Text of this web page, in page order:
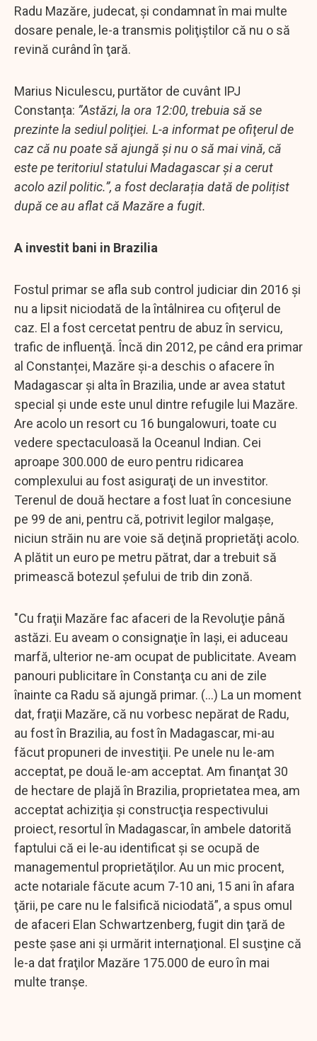
Radu Mazăre, judecat, și condamnat în mai multe
dosare penale, le-a transmis poliţiştilor că nu o să
revină curând în ţară.
Marius Niculescu, purtător de cuvânt IPJ
Constanța: ”Astăzi, la ora 12:00, trebuia să se
prezinte la sediul poliţiei. L-a informat pe ofiţerul de
caz că nu poate să ajungă şi nu o să mai vină, că
este pe teritoriul statului Madagascar şi a cerut
acolo azil politic.”, a fost declarația dată de polițist
după ce au aflat că Mazăre a fugit.
A investit bani in Brazilia
Fostul primar se afla sub control judiciar din 2016 şi
nu a lipsit niciodată de la întâlnirea cu ofiţerul de
caz. El a fost cercetat pentru de abuz în servicu,
trafic de influenţă. Încă din 2012, pe când era primar
al Constanței, Mazăre şi-a deschis o afacere în
Madagascar și alta în Brazilia, unde ar avea statut
special și unde este unul dintre refugile lui Mazăre.
Are acolo un resort cu 16 bungalowuri, toate cu
vedere spectaculoasă la Oceanul Indian. Cei
aproape 300.000 de euro pentru ridicarea
complexului au fost asiguraţi de un investitor.
Terenul de două hectare a fost luat în concesiune
pe 99 de ani, pentru că, potrivit legilor malgaşe,
niciun străin nu are voie să deţină proprietăţi acolo.
A plătit un euro pe metru pătrat, dar a trebuit să
primească botezul şefului de trib din zonă.
"Cu fraţii Mazăre fac afaceri de la Revoluţie până
astăzi. Eu aveam o consignaţie în Iaşi, ei aduceau
marfă, ulterior ne-am ocupat de publicitate. Aveam
panouri publicitare în Constanţa cu ani de zile
înainte ca Radu să ajungă primar. (...) La un moment
dat, fraţii Mazăre, că nu vorbesc nepărat de Radu,
au fost în Brazilia, au fost în Madagascar, mi-au
făcut propuneri de investiţii. Pe unele nu le-am
acceptat, pe două le-am acceptat. Am finanţat 30
de hectare de plajă în Brazilia, proprietatea mea, am
acceptat achiziţia şi construcţia respectivului
proiect, resortul în Madagascar, în ambele datorită
faptului că ei le-au identificat şi se ocupă de
managementul proprietăţilor. Au un mic procent,
acte notariale făcute acum 7-10 ani, 15 ani în afara
ţării, pe care nu le falsifică niciodată”, a spus omul
de afaceri Elan Schwartzenberg, fugit din ţară de
peste şase ani şi urmărit internaţional. El susţine că
le-a dat fraţilor Mazăre 175.000 de euro în mai
multe tranşe.